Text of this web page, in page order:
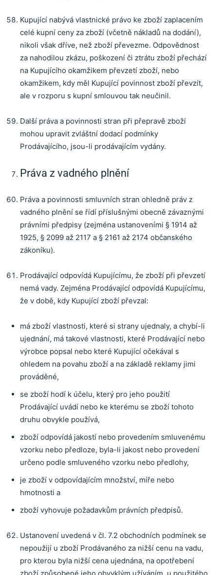
Kupující nabývá vlastnické právo ke zboží zaplacením
celé kupní ceny za zboží (včetně nákladů na dodání),
nikoli však dříve, než zboží převezme. Odpovědnost
za nahodilou zkázu, poškození či ztrátu zboží přechází
na Kupujícího okamžikem převzetí zboží, nebo
okamžikem, kdy měl Kupující povinnost zboží převzít,
ale v rozporu s kupní smlouvou tak neučinil.
Další práva a povinnosti stran při přepravě zboží
mohou upravit zvláštní dodací podmínky
Prodávajícího, jsou-li prodávajícím vydány.
Práva z vadného plnění
Práva a povinnosti smluvních stran ohledně práv z
vadného plnění se řídí příslušnými obecně závaznými
právními předpisy (zejména ustanoveními § 1914 až
1925, § 2099 až 2117 a § 2161 až 2174 občanského
zákoníku).
Prodávající odpovídá Kupujícímu, že zboží při převzetí
nemá vady. Zejména Prodávající odpovídá Kupujícímu,
že v době, kdy Kupující zboží převzal:
má zboží vlastnosti, které si strany ujednaly, a chybí-li
ujednání, má takové vlastnosti, které Prodávající nebo
výrobce popsal nebo které Kupující očekával s
ohledem na povahu zboží a na základě reklamy jimi
prováděné,
se zboží hodí k účelu, který pro jeho použití
Prodávající uvádí nebo ke kterému se zboží tohoto
druhu obvykle používá,
zboží odpovídá jakostí nebo provedením smluvenému
vzorku nebo předloze, byla-li jakost nebo provedení
určeno podle smluveného vzorku nebo předlohy,
je zboží v odpovídajícím množství, míře nebo
hmotnosti a
zboží vyhovuje požadavkům právních předpisů.
Ustanovení uvedená v čl. 7.2 obchodních podmínek se
nepoužijí u zboží Prodávaného za nižší cenu na vadu,
pro kterou byla nižší cena ujednána, na opotřebení